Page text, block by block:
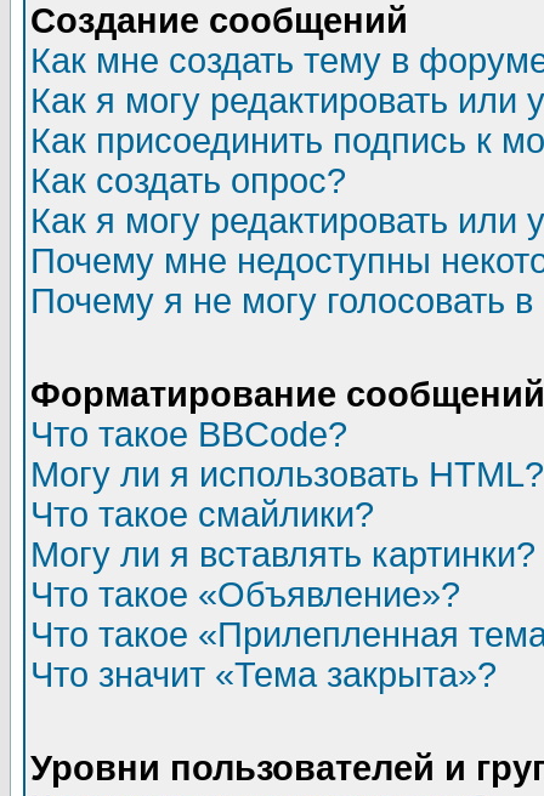
Создание сообщений
Как мне создать тему в
Как я могу редактировать или
Как присоединить подпись к
Как создать опрос?
Как я могу редактировать или
Почему мне недоступны
Почему я не могу голосовать
Форматирование
Что такое BBCode?
Могу ли я использовать HTML?
Что такое смайлики?
Могу ли я вставлять картинки?
Что такое «Объявление»?
Что такое «Прилепленная
Что значит «Тема закрыта»?
Уровни пользователей и